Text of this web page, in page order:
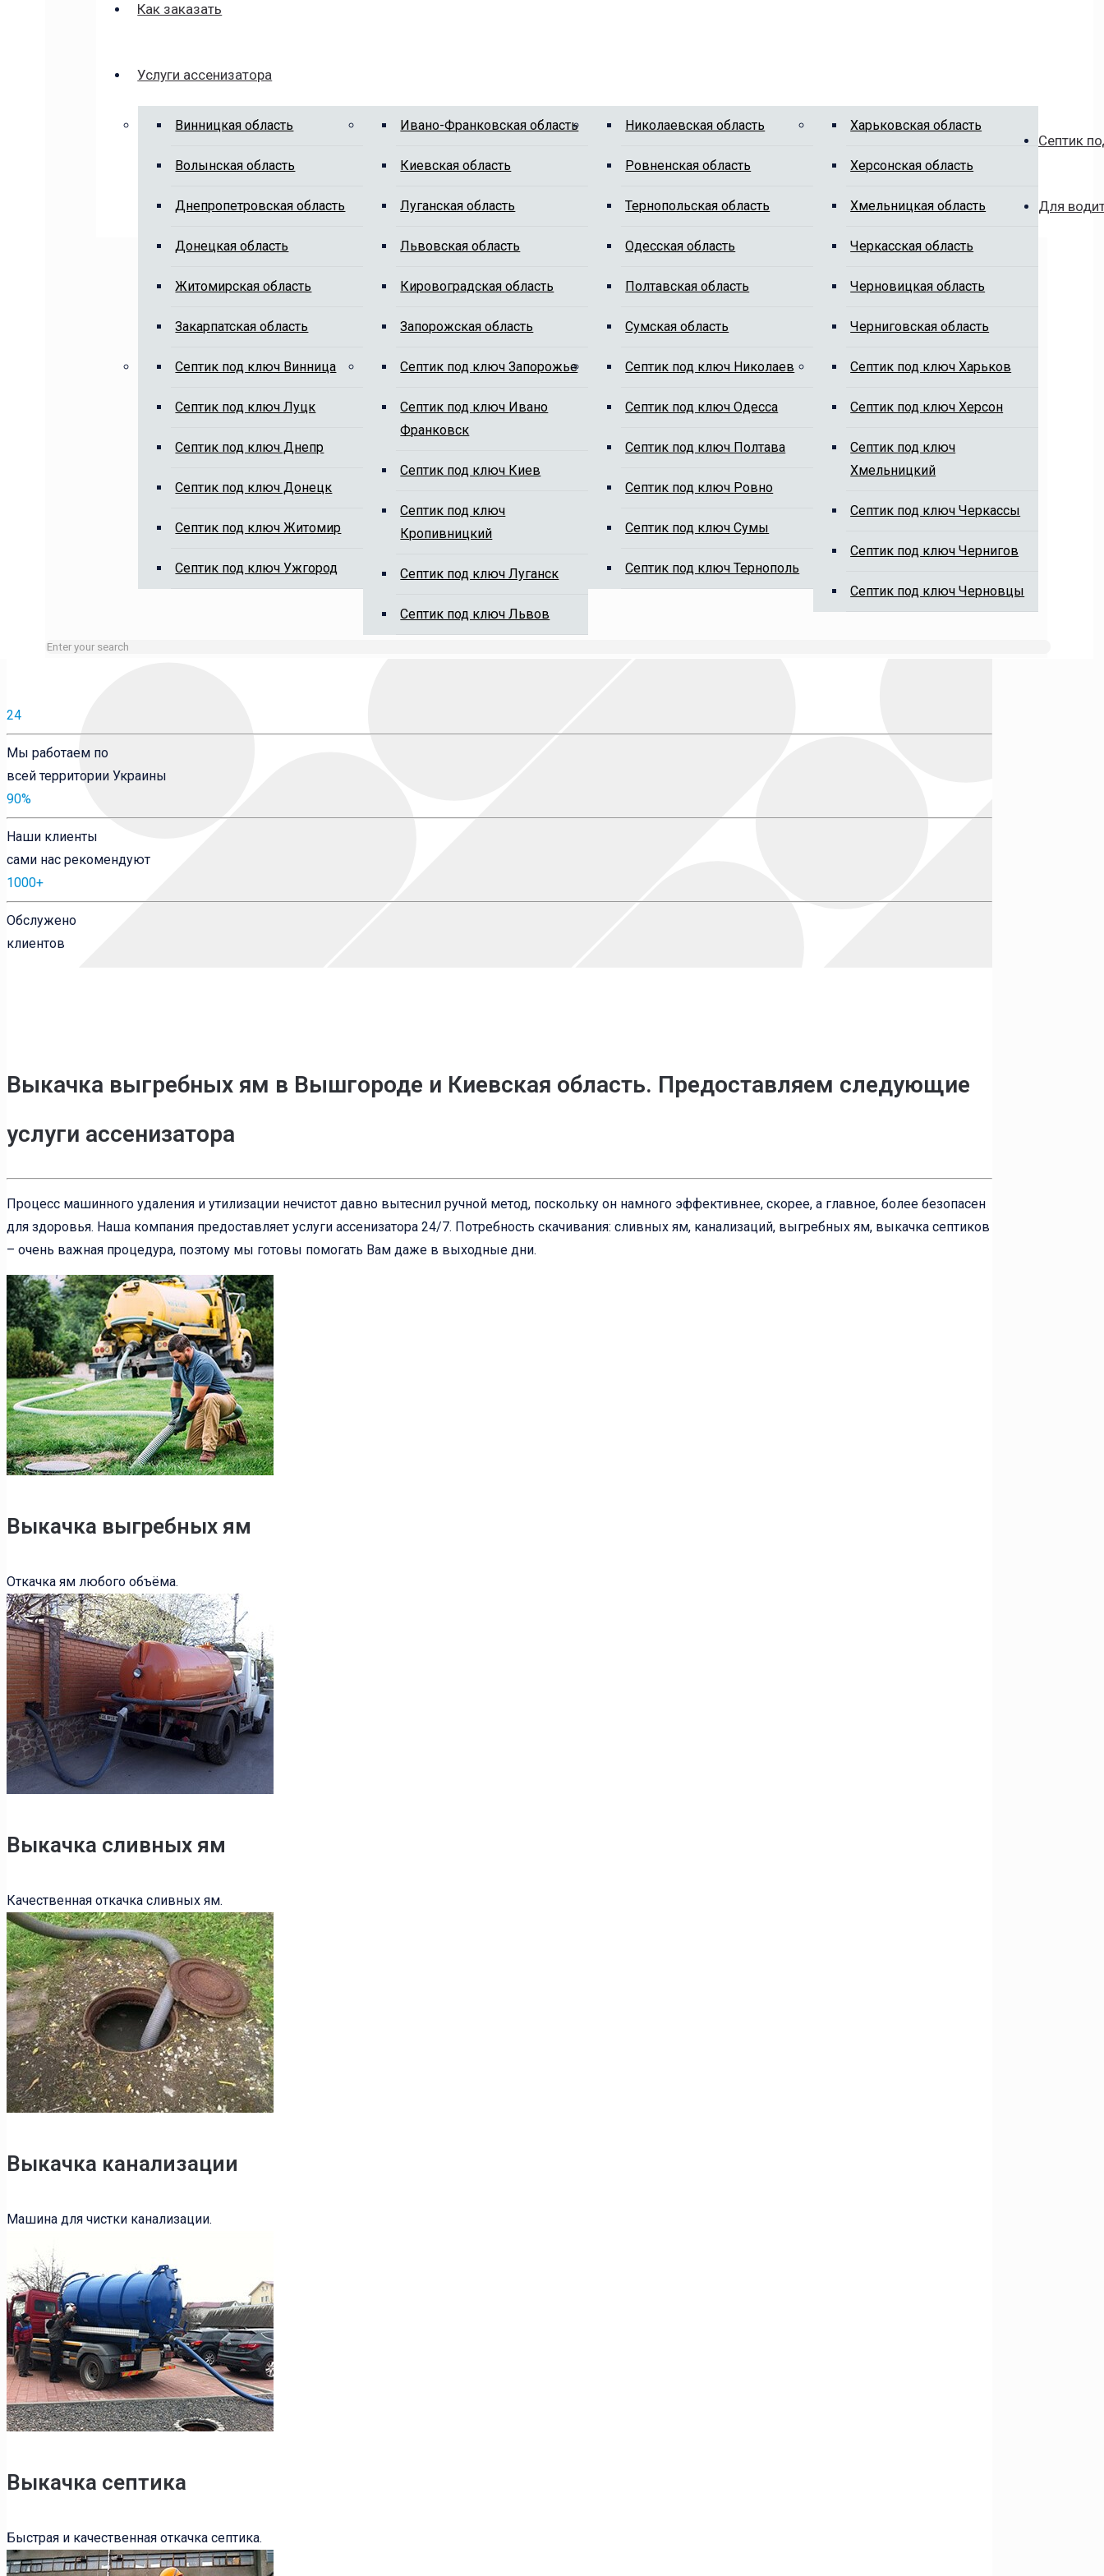
Как заказать
Услуги ассенизатора
Винницкая область
Волынская область
Днепропетровская область
Донецкая область
Житомирская область
Закарпатская область
Ивано-Франковская область
Киевская область
Луганская область
Львовская область
Кировоградская область
Запорожская область
Николаевская область
Ровненская область
Тернопольская область
Одесская область
Полтавская область
Сумская область
Харьковская область
Херсонская область
Хмельницкая область
Черкасская область
Черновицкая область
Черниговская область
Септик
Cептик под ключ Винница
Cептик под ключ Луцк
Cептик под ключ Днепр
Cептик под ключ Донецк
Cептик под ключ Житомир
Cептик под ключ Ужгород
Cептик под ключ Запорожье
Cептик под ключ Ивано
Франковск
Cептик под ключ Киев
Cептик под ключ
Кропивницкий
Cептик под ключ Луганск
Cептик под ключ Львов
Cептик под ключ Николаев
Cептик под ключ Одесса
Cептик под ключ Полтава
Cептик под ключ Ровно
Cептик под ключ Сумы
Cептик под ключ Тернополь
Cептик под ключ Харьков
Cептик под ключ Херсон
Cептик под ключ
Хмельницкий
Cептик под ключ Черкассы
Cептик под ключ Чернигов
Cептик под ключ Черновцы
Для
Выкачка выгребных ям, чистка ям от ила
Занятые линии или нерабочие время оставляйте заявку на сайте, мы Вам перезвоним.
24
Мы работаем по
всей территории Украины
90%
Наши клиенты
сами нас рекомендуют
1000+
Обслужено
клиентов
Выкачка выгребных ям в Вышгороде и Киевская область. Предоставляем следующие
услуги ассенизатора
Процесс машинного удаления и утилизации нечистот давно вытеснил ручной метод, поскольку он намного эффективнее, скорее, а главное, более безопасен
для здоровья. Наша компания предоставляет услуги ассенизатора 24/7. Потребность скачивания: сливных ям, канализаций, выгребных ям, выкачка септиков
– очень важная процедура, поэтому мы готовы помогать Вам даже в выходные дни.
Выкачка выгребных ям
Откачка ям любого объёма.
Выкачка сливных ям
Качественная откачка сливных ям.
Выкачка канализации
Машина для чистки канализации.
Выкачка септика
Быстрая и качественная откачка септика.